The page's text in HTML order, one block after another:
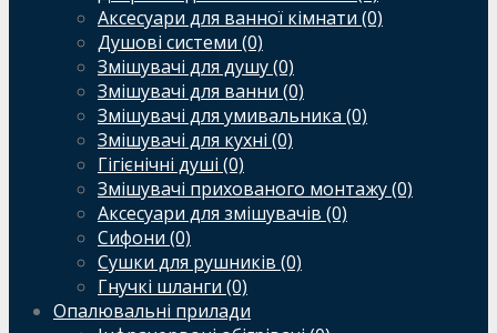
Аксесуари для ванної кімнати (0)
Душові системи (0)
Змішувачі для душу (0)
Змішувачі для ванни (0)
Змішувачі для умивальника (0)
Змішувачі для кухні (0)
Гігієнічні душі (0)
Змішувачі прихованого монтажу (0)
Аксесуари для змішувачів (0)
Сифони (0)
Сушки для рушників (0)
Гнучкі шланги (0)
Опалювальні прилади